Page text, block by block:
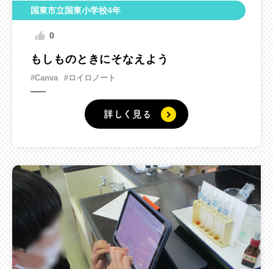
国東市立国東小学校4年
0
もしものときにそなえよう
#Canva #ロイロノート
詳しく見る